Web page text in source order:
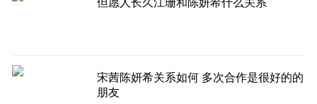
但愿人长久江珊和陈妍希什么关系
宋茜陈妍希关系如何 多次合作是很好的的
朋友